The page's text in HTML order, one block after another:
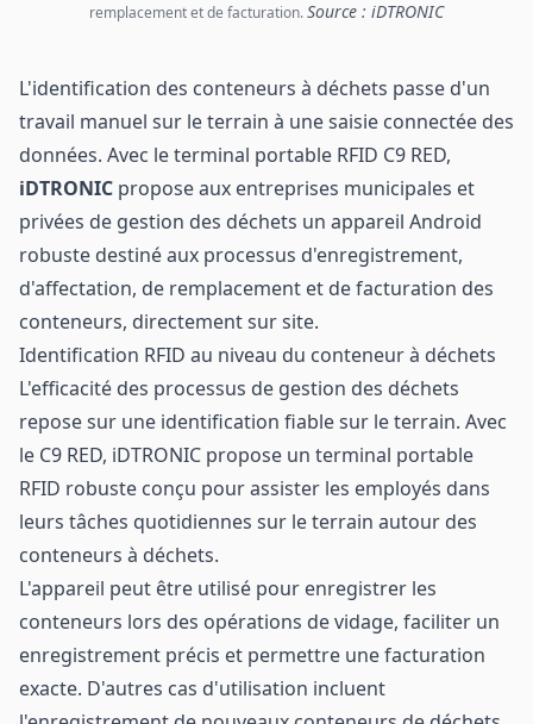
remplacement et de facturation.Source : iDTRONIC
L'identification des conteneurs à déchets passe d'un
travail manuel sur le terrain à une saisie connectée des
données. Avec le terminal portable RFID C9 RED,
iDTRONIC propose aux entreprises municipales et
privées de gestion des déchets un appareil Android
robuste destiné aux processus d'enregistrement,
d'affectation, de remplacement et de facturation des
conteneurs, directement sur site.
Identification RFID au niveau du conteneur à déchets
L'efficacité des processus de gestion des déchets
repose sur une identification fiable sur le terrain. Avec
le C9 RED, iDTRONIC propose un terminal portable
RFID robuste conçu pour assister les employés dans
leurs tâches quotidiennes sur le terrain autour des
conteneurs à déchets.
L'appareil peut être utilisé pour enregistrer les
conteneurs lors des opérations de vidage, faciliter un
enregistrement précis et permettre une facturation
exacte. D'autres cas d'utilisation incluent